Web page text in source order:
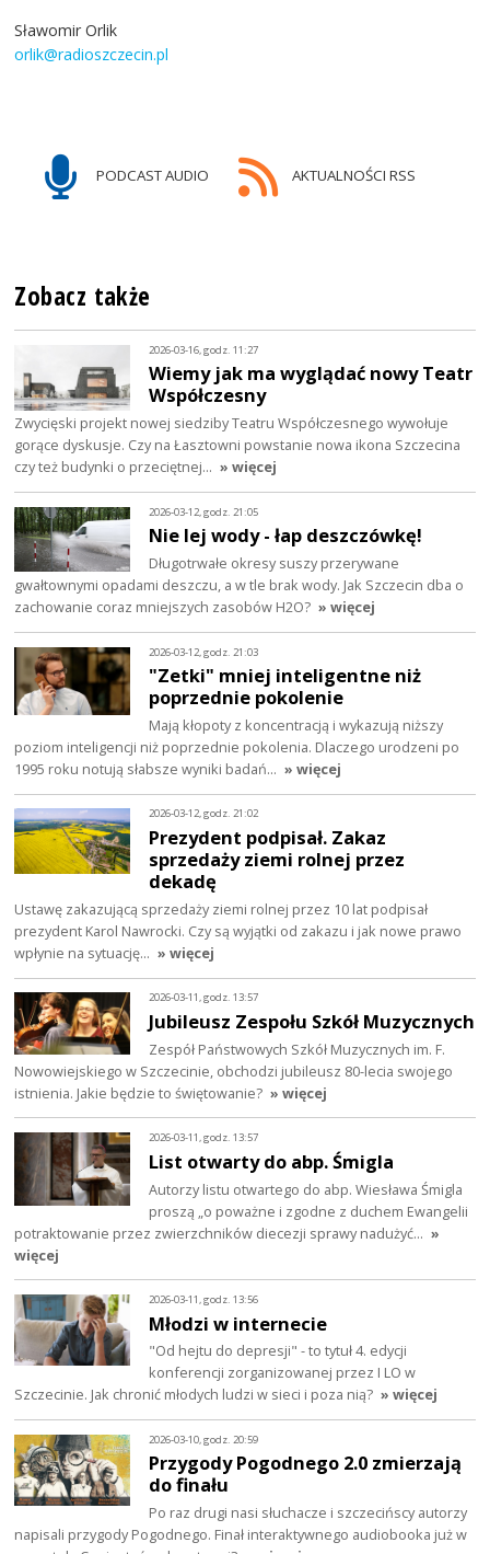
Sławomir Orlik
orlik@radioszczecin.pl
PODCAST AUDIO AKTUALNOŚCI RSS
Zobacz także
2026-03-16, godz. 11:27
Wiemy jak ma wyglądać nowy Teatr
Współczesny
Zwycięski projekt nowej siedziby Teatru Współczesnego wywołuje
gorące dyskusje. Czy na Łasztowni powstanie nowa ikona Szczecina
czy też budynki o przeciętnej… » więcej
2026-03-12, godz. 21:05
Nie lej wody - łap deszczówkę!
Długotrwałe okresy suszy przerywane
gwałtownymi opadami deszczu, a w tle brak wody. Jak Szczecin dba o
zachowanie coraz mniejszych zasobów H2O? » więcej
2026-03-12, godz. 21:03
"Zetki" mniej inteligentne niż
poprzednie pokolenie
Mają kłopoty z koncentracją i wykazują niższy
poziom inteligencji niż poprzednie pokolenia. Dlaczego urodzeni po
1995 roku notują słabsze wyniki badań… » więcej
2026-03-12, godz. 21:02
Prezydent podpisał. Zakaz
sprzedaży ziemi rolnej przez
dekadę
Ustawę zakazującą sprzedaży ziemi rolnej przez 10 lat podpisał
prezydent Karol Nawrocki. Czy są wyjątki od zakazu i jak nowe prawo
wpłynie na sytuację… » więcej
2026-03-11, godz. 13:57
Jubileusz Zespołu Szkół Muzycznych
Zespół Państwowych Szkół Muzycznych im. F.
Nowowiejskiego w Szczecinie, obchodzi jubileusz 80-lecia swojego
istnienia. Jakie będzie to świętowanie? » więcej
2026-03-11, godz. 13:57
List otwarty do abp. Śmigla
Autorzy listu otwartego do abp. Wiesława Śmigla
proszą „o poważne i zgodne z duchem Ewangelii
potraktowanie przez zwierzchników diecezji sprawy nadużyć… »
więcej
2026-03-11, godz. 13:56
Młodzi w internecie
"Od hejtu do depresji" - to tytuł 4. edycji
konferencji zorganizowanej przez I LO w
Szczecinie. Jak chronić młodych ludzi w sieci i poza nią? » więcej
2026-03-10, godz. 20:59
Przygody Pogodnego 2.0 zmierzają
do finału
Po raz drugi nasi słuchacze i szczecińscy autorzy
napisali przygody Pogodnego. Finał interaktywnego audiobooka już w